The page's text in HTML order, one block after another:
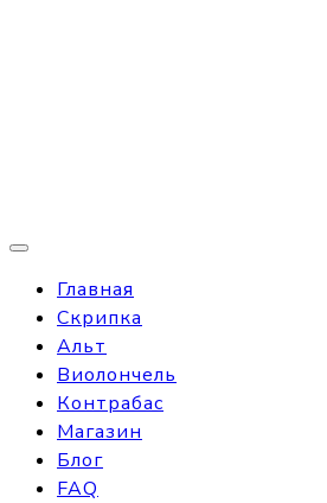
Главная
Скрипка
Альт
Виолончель
Контрабас
Магазин
Блог
FAQ